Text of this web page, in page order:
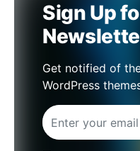
Sign Up
Get notified of
WordPress